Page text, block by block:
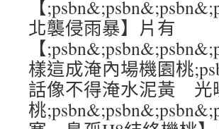
【
北襲侵雨暴】片有
【
樣這成淹內場機園桃
話像不得淹水泥黃 光
桃